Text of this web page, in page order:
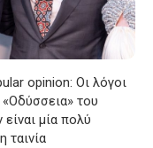
opinion: Οι λόγοι
του
μία πολύ
ταινία